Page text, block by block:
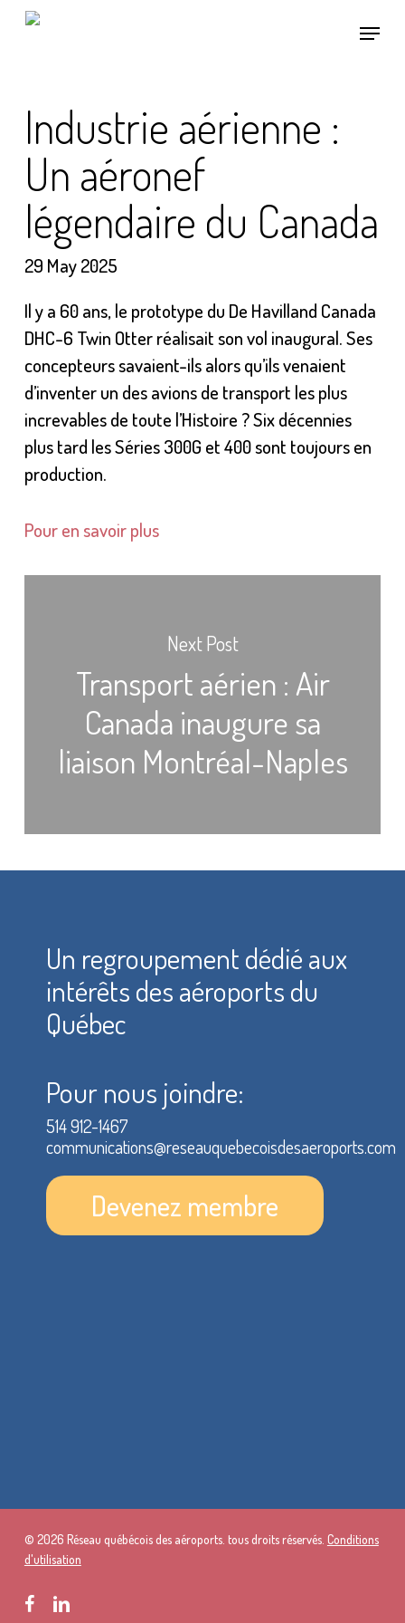
Skip
Menu
Industrie aérienne :
Un aéronef
légendaire du Canada
29 May 2025
Il y a 60 ans, le prototype du De Havilland Canada
DHC-6 Twin Otter réalisait son vol inaugural. Ses
concepteurs savaient-ils alors qu’ils venaient
d’inventer un des avions de transport les plus
increvables de toute l’Histoire ? Six décennies
plus tard les Séries 300G et 400 sont toujours en
production.
Pour en savoir plus
Next Post
Transport aérien : Air
Canada inaugure sa
liaison Montréal-Naples
Un regroupement dédié aux
intérêts des aéroports du
Québec
Pour nous joindre:
514 912-1467
communications@reseauquebecoisdesaeroports.com
Devenez membre
© 2026 Réseau québécois des aéroports. tous droits réservés. Conditions
d'utilisation
facebooklinkedin